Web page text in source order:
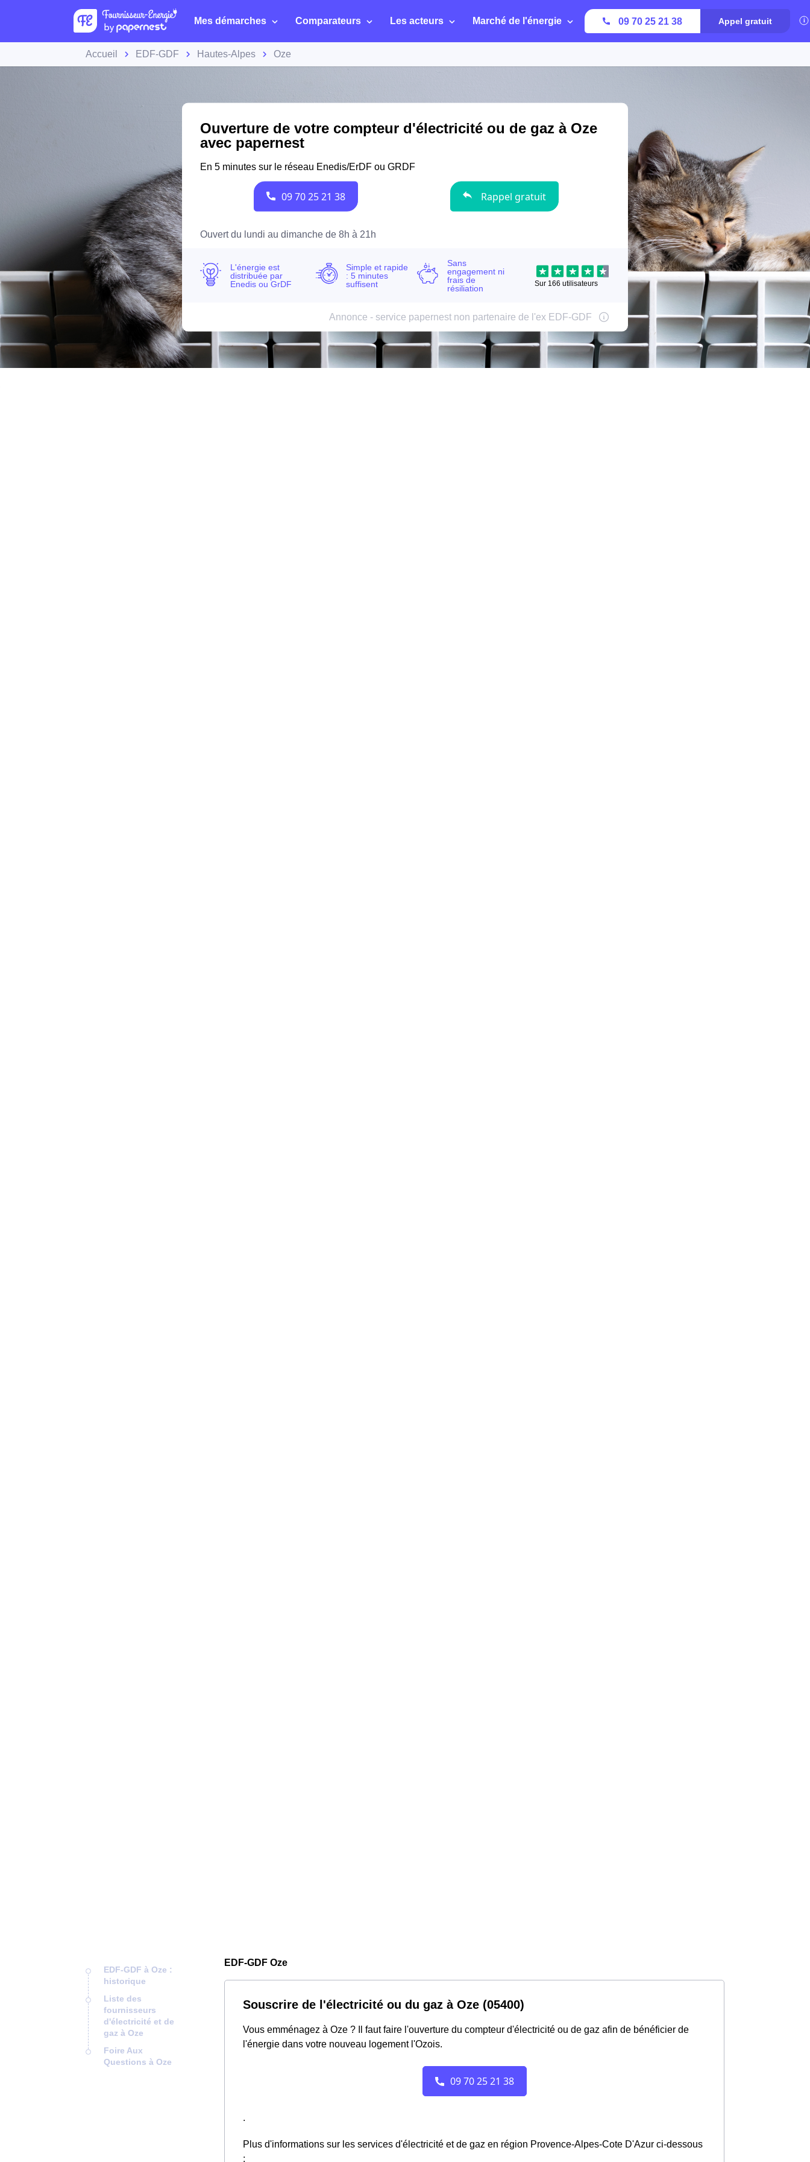
Mes démarches Comparateurs Les acteurs Marché de l'énergie 09 70 25 21 38 Appel gratuit
Accueil EDF-GDF Hautes-Alpes Oze
EDF-GDF à Oze :
historique
Liste des
fournisseurs
d'électricité et de
gaz à Oze
Foire Aux
Questions à Oze
EDF-GDF Oze
Souscrire de l'électricité ou du gaz à Oze (05400)
Vous emménagez à Oze ? Il faut faire l'ouverture du compteur d'électricité ou de gaz afin de bénéficier de
l'énergie dans votre nouveau logement l'Ozois.
.
Plus d'informations sur les services d'électricité et de gaz en région Provence-Alpes-Cote D'Azur ci-dessous
: